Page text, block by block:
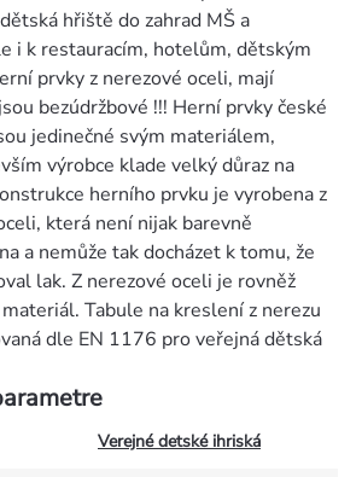
hřiště do zahrad MŠ a
i k restauracím, hotelům, dětským
prvky z nerezové oceli, mají
bezúdržbové !!! Herní prvky české
jedinečné svým materiálem,
výrobce klade velký důraz na
herního prvku je vyrobena z
která není nijak barevně
a nemůže tak docházet k tomu, že
lak. Z nerezové oceli je rovněž
Tabule na kreslení z nerezu
dle EN 1176 pro veřejná dětská
Verejné detské ihriská